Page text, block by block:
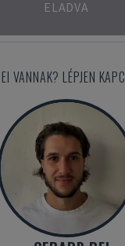
ELADVA
VANNAK? LÉPJEN